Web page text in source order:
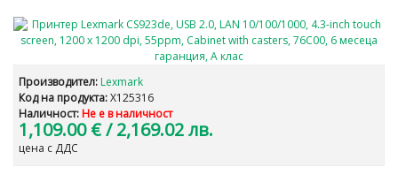
Производител: Lexmark
Код на продукта:X125316
Наличност: Не е в наличност
1,109.00 €/ 2,169.02 лв.
цена с ДДС